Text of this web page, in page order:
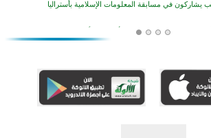
مسجد في بلييفليا بالجبل الأسود منذ أكثر من قرن
ريف أستراليا يفتتح أبوابه بعد سنوات من العمل والعطاء